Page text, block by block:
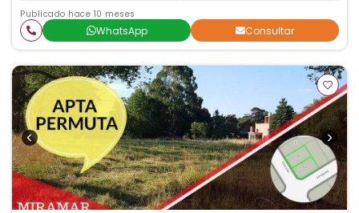
Publicado hace 10 meses
WhatsApp Consultar